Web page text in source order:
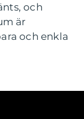
och
är
och enkla